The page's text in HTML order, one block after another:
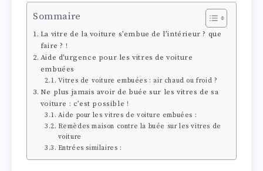
Sommaire
La vitre de la voiture s’embue de l’intérieur ? que
faire ? !
Aide d’urgence pour les vitres de voiture
embuées
Vitres de voiture embuées : air chaud ou froid ?
Ne plus jamais avoir de buée sur les vitres de sa
voiture : c’est possible !
Aide pour les vitres de voiture embuées :
Remèdes maison contre la buée sur les vitres de
voiture
Entrées similaires :